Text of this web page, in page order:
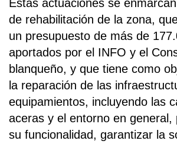
Estas actuaciones se
de rehabilitación de la zona,
un presupuesto de más de
aportados por el INFO y el
blanqueño, y que tiene como
la reparación de las
equipamientos, incluyendo las
aceras y el entorno en general,
su funcionalidad, garantizar la